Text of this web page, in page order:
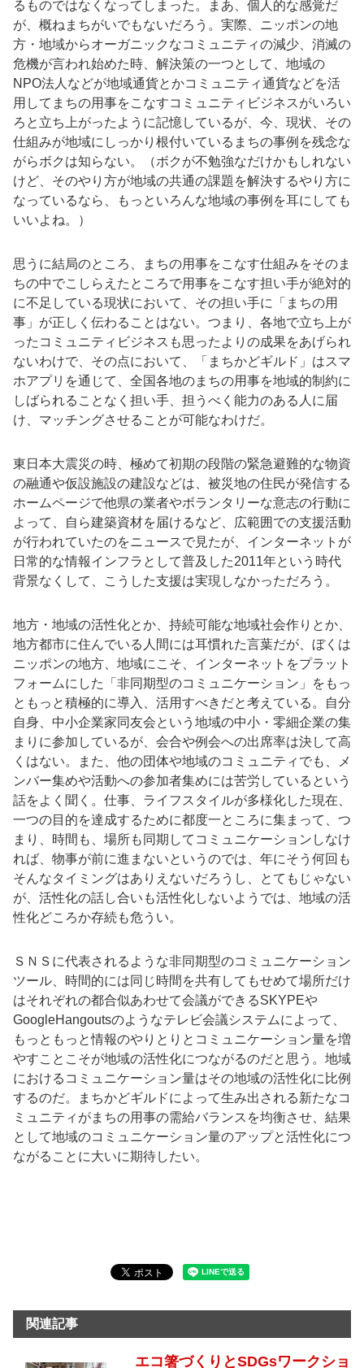
るものではなくなってしまった。まあ、個人的な感覚だ
が、概ねまちがいでもないだろう。実際、ニッポンの地
方・地域からオーガニックなコミュニティの減少、消滅の
危機が言われ始めた時、解決策の一つとして、地域の
NPO法人などが地域通貨とかコミュニティ通貨などを活
用してまちの用事をこなすコミュニティビジネスがいろい
ろと立ち上がったように記憶しているが、今、現状、その
仕組みが地域にしっかり根付いているまちの事例を残念な
がらボクは知らない。（ボクが不勉強なだけかもしれない
けど、そのやり方が地域の共通の課題を解決するやり方に
なっているなら、もっといろんな地域の事例を耳にしても
いいよね。）
思うに結局のところ、まちの用事をこなす仕組みをそのま
ちの中でこしらえたところで用事をこなす担い手が絶対的
に不足している現状において、その担い手に「まちの用
事」が正しく伝わることはない。つまり、各地で立ち上が
ったコミュニティビジネスも思ったよりの成果をあげられ
ないわけで、その点において、「まちかどギルド」はスマ
ホアプリを通じて、全国各地のまちの用事を地域的制約に
しばられることなく担い手、担うべく能力のある人に届
け、マッチングさせることが可能なわけだ。
東日本大震災の時、極めて初期の段階の緊急避難的な物資
の融通や仮設施設の建設などは、被災地の住民が発信する
ホームページで他県の業者やボランタリーな意志の行動に
よって、自ら建築資材を届けるなど、広範囲での支援活動
が行われていたのをニュースで見たが、インターネットが
日常的な情報インフラとして普及した2011年という時代
背景なくして、こうした支援は実現しなかっただろう。
地方・地域の活性化とか、持続可能な地域社会作りとか、
地方都市に住んでいる人間には耳慣れた言葉だが、ぼくは
ニッポンの地方、地域にこそ、インターネットをプラット
フォームにした「非同期型のコミュニケーション」をもっ
ともっと積極的に導入、活用すべきだと考えている。自分
自身、中小企業家同友会という地域の中小・零細企業の集
まりに参加しているが、会合や例会への出席率は決して高
くはない。また、他の団体や地域のコミュニティでも、メ
ンバー集めや活動への参加者集めには苦労しているという
話をよく聞く。仕事、ライフスタイルが多様化した現在、
一つの目的を達成するために都度一ところに集まって、つ
まり、時間も、場所も同期してコミュニケーションしなけ
れば、物事が前に進まないというのでは、年にそう何回も
そんなタイミングはありえないだろうし、とてもじゃない
が、活性化の話し合いも活性化しないようでは、地域の活
性化どころか存続も危うい。
ＳＮＳに代表されるような非同期型のコミュニケーション
ツール、時間的には同じ時間を共有してもせめて場所だけ
はそれぞれの都合似あわせて会議ができるSKYPEや
GoogleHangoutsのようなテレビ会議システムによって、
もっともっと情報のやりとりとコミュニケーション量を増
やすことこそが地域の活性化につながるのだと思う。地域
におけるコミュニケーション量はその地域の活性化に比例
するのだ。まちかどギルドによって生み出される新たなコ
ミュニティがまちの用事の需給バランスを均衡させ、結果
として地域のコミュニケーション量のアップと活性化につ
ながることに大いに期待したい。
関連記事
エコ箸づくりとSDGsワークショ